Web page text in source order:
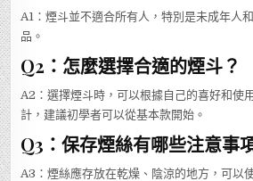
A1：煙斗並不適合所有人，特別是未成年人
品。
Q2：怎麼選擇合適的煙斗？
A2：選擇煙斗時，可以根據自己的喜好和使
計，建議初學者可以從基本款開始。
Q3：保存煙絲有哪些注意事
A3：煙絲應存放在乾燥、陰涼的地方，可以